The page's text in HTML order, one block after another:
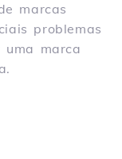
marcas
problemas
marca